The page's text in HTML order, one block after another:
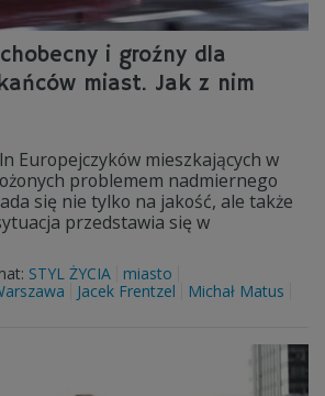
i groźny dla
miast. Jak z nim
Europejczyków mieszkających w
problemem nadmiernego
się nie tylko na jakość, ale także
przedstawia się w
STYL ŻYCIA
miasto
Jacek Frentzel
Michał Matus